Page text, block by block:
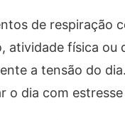
de respiração
atividade física ou
a tensão do
o dia com